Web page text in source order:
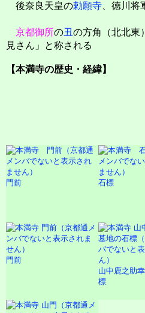
後奈良天皇の勅願寺 、徳川
京都御所の丑の方角（北北東
見さん」と称される
【本満寺の歴史・経緯】
門前 石標
門前
山中鹿之助
標